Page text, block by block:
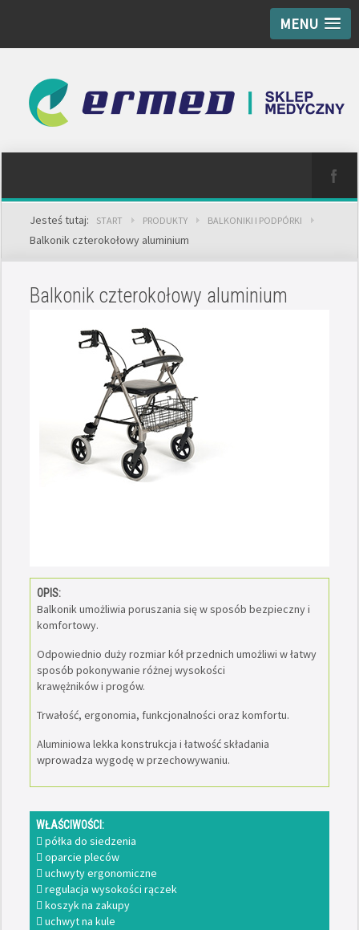
MENU
Jesteś tutaj: START PRODUKTY BALKONIKI I PODPÓRKI
Balkonik czterokołowy aluminium
Balkonik czterokołowy aluminium
OPIS:
Balkonik umożliwia poruszania się w sposób bezpieczny i
komfortowy.
Odpowiednio duży rozmiar kół przednich umożliwi w łatwy
sposób pokonywanie różnej wysokości
krawężników i progów.
Trwałość, ergonomia, funkcjonalności oraz komfortu.
Aluminiowa lekka konstrukcja i łatwość składania
wprowadza wygodę w przechowywaniu.
WŁAŚCIWOŚCI:
 półka do siedzenia
 oparcie pleców
 uchwyty ergonomiczne
 regulacja wysokości rączek
 koszyk na zakupy
 uchwyt na kule